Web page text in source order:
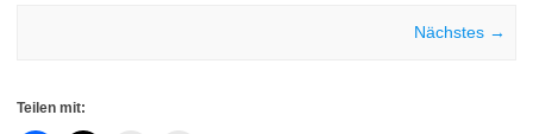
Nächstes →
Teilen mit: